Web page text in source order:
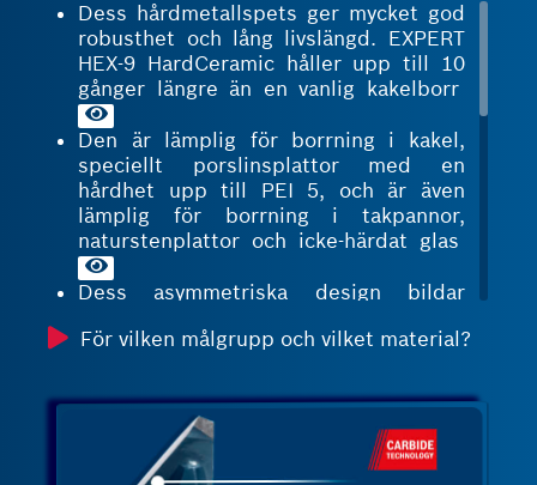
Dess hårdmetallspets ger mycket god
robusthet och lång livslängd. EXPERT
HEX-9 HardCeramic håller upp till 10
gånger längre än en vanlig kakelborr
Den är lämplig för borrning i kakel,
speciellt porslinsplattor med en
hårdhet upp till PEI 5, och är även
lämplig för borrning i takpannor,
naturstenplattor och icke-härdat glas
Dess asymmetriska design bildar
koncentrerar kraften till tänderna för
hastighet, livslängd och erforderligt
tryck under borrning
Dess aktiva
hårdmetallcentreringsspets som är
För vilken målgrupp och vilket material?